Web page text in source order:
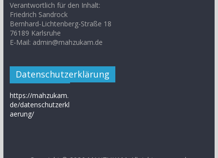
Verantwortlich für den Inhalt:
Friedrich Sandrock
Bernhard-Lichtenberg-Straße 18
76189 Karlsruhe
E-Mail: admin@mahzukam.de
Datenschutzerklärung
https://mahzukam.
de/datenschutzerkl
aerung/